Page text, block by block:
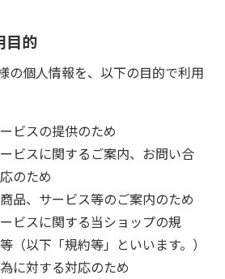
目的
の個人情報を、以下の目的で利用
ビスの提供のため
ビスに関するご案内、お問い合
のため
品、サービス等のご案内のため
ビスに関する当ショップの規
（以下「規約等」といいます。）
に対する対応のため